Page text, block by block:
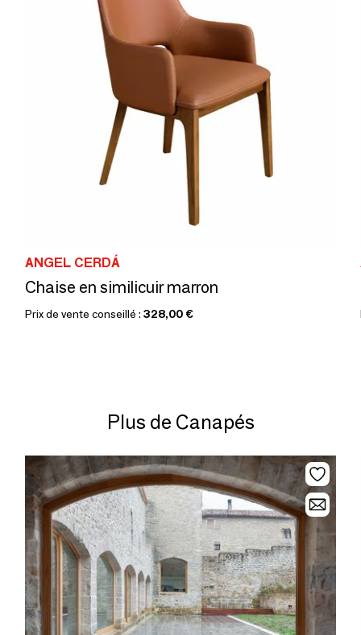
ANGEL CERDÁ
Chaise en similicuir marron
Prix de vente conseillé : 328,00 €
Plus de Canapés